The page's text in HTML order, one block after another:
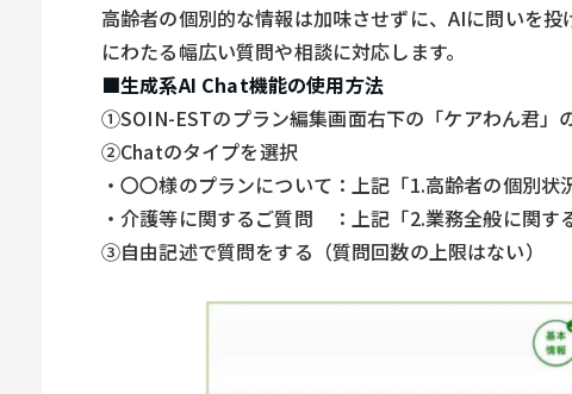
高齢者の個別的な情報は加味させずに、AIに問いを
にわたる幅広い質問や相談に対応します。
■生成系AI Chat機能の使用方法
①SOIN-ESTのプラン編集画面右下の「ケアわん君」
②Chatのタイプを選択
・〇〇様のプランについて：上記「1.高齢者の個別状
・介護等に関するご質問 ：上記「2.業務全般に関す
③自由記述で質問をする（質問回数の上限はない）